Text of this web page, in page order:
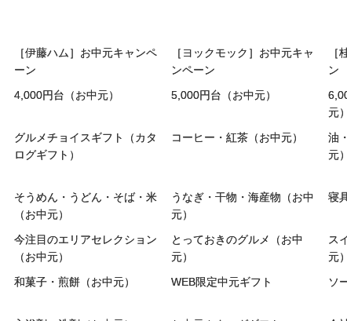
［伊藤ハム］お中元キャンペ
ーン
［ヨックモック］お中元キャ
ンペーン
［
ン
4,000円台（お中元） 5,000円台（お中元）
元
グルメチョイスギフト（カタ
ログギフト）
コーヒー・紅茶（お中元）
油
元
そうめん・うどん・そば・米
（お中元）
うなぎ・干物・海産物（お中
元）
寝
今注目のエリアセレクション
（お中元）
とっておきのグルメ（お中
元）
ス
元
和菓子・煎餅（お中元） WEB限定中元ギフト ソ